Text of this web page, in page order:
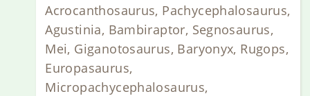
Acrocanthosaurus, Pachycephalosaurus,
Agustinia, Bambiraptor, Segnosaurus,
Mei, Giganotosaurus, Baryonyx, Rugops,
Europasaurus,
Micropachycephalosaurus,